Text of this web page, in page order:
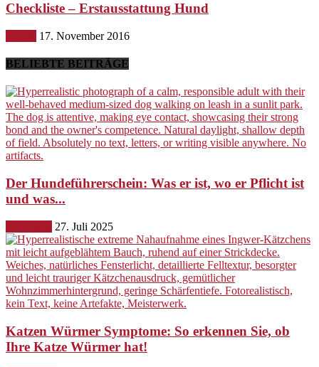
Checkliste – Erstausstattung Hund
17. November 2016
BELIEBTE BEITRÄGE
Der Hundeführerschein: Was er ist, wo er Pflicht ist
und was...
27. Juli 2025
Katzen Würmer Symptome: So erkennen Sie, ob
Ihre Katze Würmer hat!